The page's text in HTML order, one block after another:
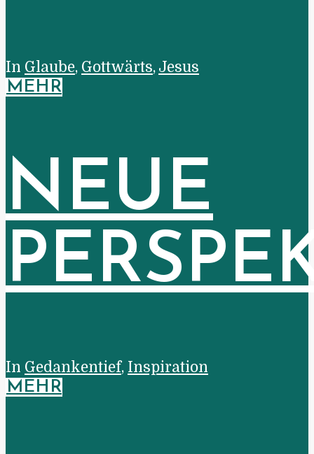
In Glaube, Gottwärts, Jesus
MEHR
NEUE
In Gedankentief, Inspiration
MEHR